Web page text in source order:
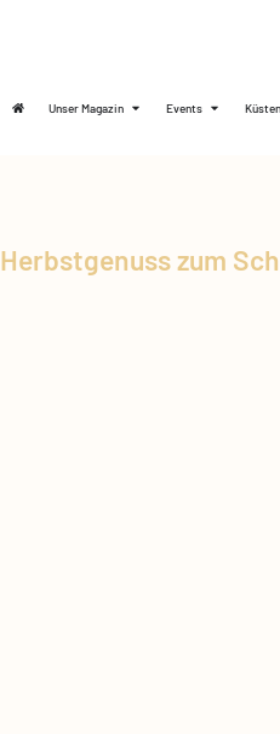
Unser Magazin Events
Herbstgenuss zum